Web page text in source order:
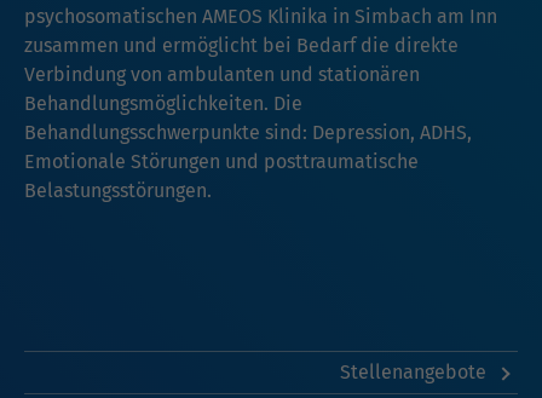
psychosomatischen AMEOS Klinika in Simbach am Inn
zusammen und ermöglicht bei Bedarf die direkte
Verbindung von ambulanten und stationären
Behandlungsmöglichkeiten. Die
Behandlungsschwerpunkte sind: Depression, ADHS,
Emotionale Störungen und posttraumatische
Belastungsstörungen.
Stellenangebote